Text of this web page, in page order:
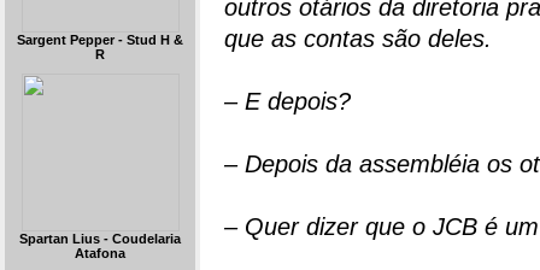
Sargent Pepper - Stud H &
R
Spartan Lius - Coudelaria
Atafona
outros otários da diretoria
que as contas são deles.
– E depois?
– Depois da assembléia os
– Quer dizer que o JCB é